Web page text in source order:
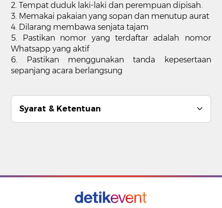
2. Tempat duduk laki-laki dan perempuan dipisah.
3. Memakai pakaian yang sopan dan menutup aurat
4. Dilarang membawa senjata tajam
5. Pastikan nomor yang terdaftar adalah nomor
Whatsapp yang aktif
6. Pastikan menggunakan tanda kepesertaan
sepanjang acara berlangsung
Syarat & Ketentuan